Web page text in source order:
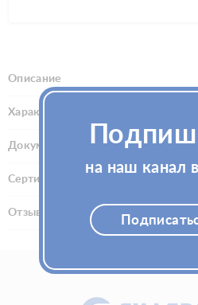
Описание
Характеристики
Документы
Сертификаты
Отзывы (0)
на наш канал